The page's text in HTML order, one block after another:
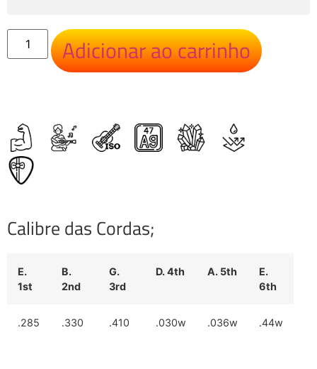
Adicionar ao carrinho
Calibre das Cordas;
E.
1st
B.
2nd
G.
3rd
D. 4th A. 5th
E.
6th
.285 .330 .410 .030w .036w .44w